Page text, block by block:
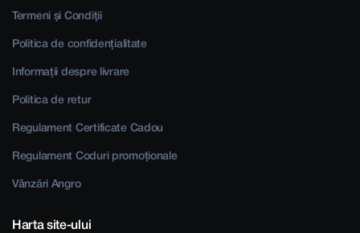
Termeni și Condiții
Politica de confidențialitate
Informații despre livrare
Politica de retur
Regulament Certificate Cadou
Regulament Coduri promoționale
Vânzări Angro
Harta site-ului